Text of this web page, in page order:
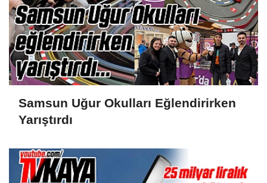
Samsun Uğur Okulları Eğlendirirken
Yarıştırdı